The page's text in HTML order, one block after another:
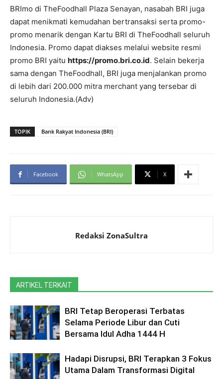
BRImo di TheFoodhall Plaza Senayan, nasabah BRI juga
dapat menikmati kemudahan bertransaksi serta promo-
promo menarik dengan Kartu BRI di TheFoodhall seluruh
Indonesia. Promo dapat diakses melalui website resmi
promo BRI yaitu https://promo.bri.co.id. Selain bekerja
sama dengan TheFoodhall, BRI juga menjalankan promo
di lebih dari 200.000 mitra merchant yang tersebar di
seluruh Indonesia.(Adv)
TOPIK Bank Rakyat Indonesia (BRI)
Facebook WhatsApp X
Redaksi ZonaSultra
ARTIKEL TERKAIT
BRI Tetap Beroperasi Terbatas
Selama Periode Libur dan Cuti
Bersama ldul Adha 1444 H
Hadapi Disrupsi, BRI Terapkan 3 Fokus
Utama Dalam Transformasi Digital